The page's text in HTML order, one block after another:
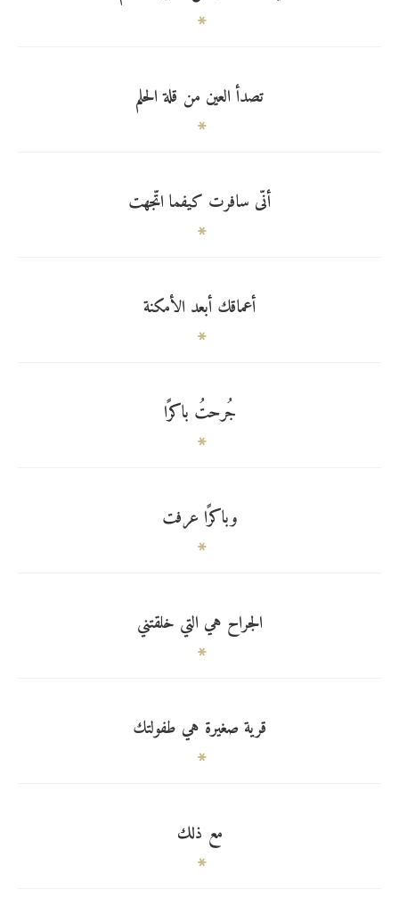
تصدأ العين من قلة الحلم
أنّى سافرت كيفما اتّجهت
أعماقك أبعد الأمكنة
جُرحتُ باكرًا
وباكرًا عرفت
الجراح هي التي خلقتني
قرية صغيرة هي طفولتك
مع ذلك